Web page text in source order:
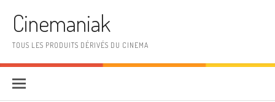
Cinemaniak
TOUS LES PRODUITS DÉRIVÉS DU CINEMA